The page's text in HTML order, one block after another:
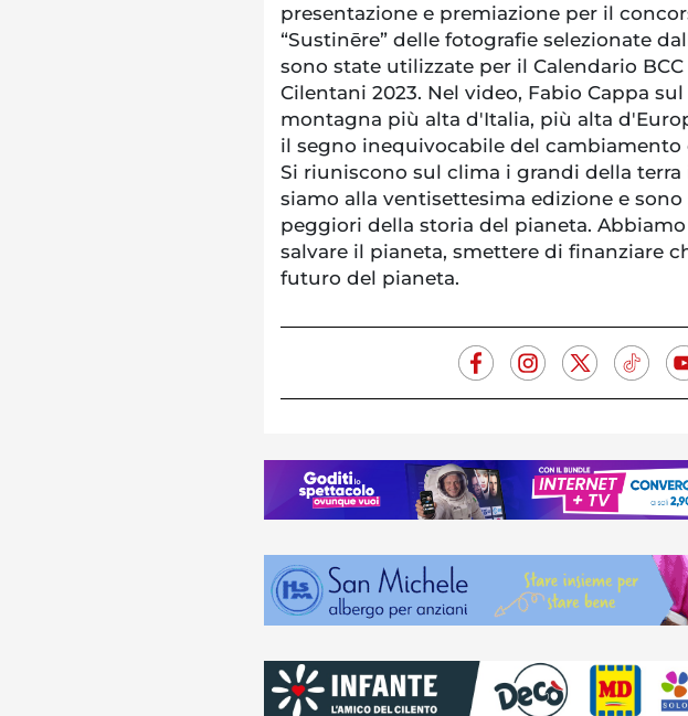
presentazione e premiazione per il
“Sustinēre” delle fotografie selezionate
sono state utilizzate per il Calendario
Cilentani 2023. Nel video, Fabio Cappa
montagna più alta d'Italia, più alta
il segno inequivocabile del cambiamento
Si riuniscono sul clima i grandi della terra
siamo alla ventisettesima edizione e
peggiori della storia del pianeta.
salvare il pianeta, smettere di finanziare
futuro del pianeta.